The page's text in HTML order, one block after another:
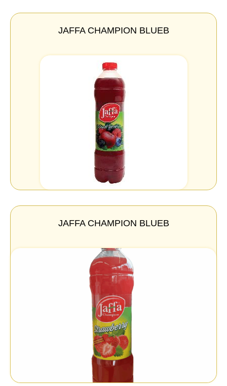
JAFFA CHAMPION BLUEB
JAFFA CHAMPION BLUEB